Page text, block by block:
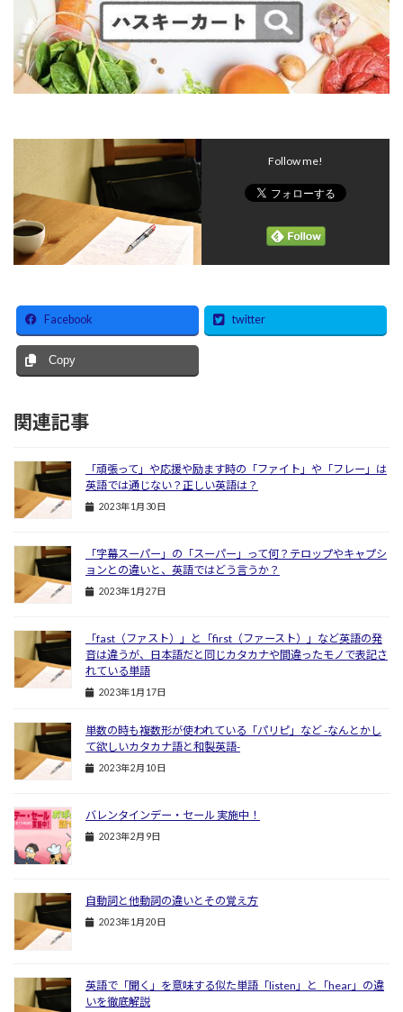
Follow me!
Facebook twitter
Copy
関連記事
「頑張って」や応援や励ます時の「ファイト」や「フレー」は
英語では通じない？正しい英語は？
2023年1月30日
「字幕スーパー」の「スーパー」って何？テロップやキャプシ
ョンとの違いと、英語ではどう言うか？
2023年1月27日
「fast（ファスト）」と「first（ファースト）」など英語の発
音は違うが、日本語だと同じカタカナや間違ったモノで表記さ
れている単語
2023年1月17日
単数の時も複数形が使われている「パリピ」など -なんとかし
て欲しいカタカナ語と和製英語-
2023年2月10日
バレンタインデー・セール 実施中！
2023年2月9日
自動詞と他動詞の違いとその覚え方
2023年1月20日
英語で「聞く」を意味する似た単語「listen」と「hear」の違
いを徹底解説